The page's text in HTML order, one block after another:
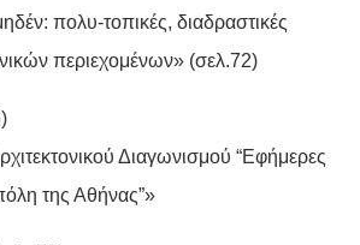
πολυ-τοπικές, διαδραστικές
περιεχομένων» (σελ.72)
Διαγωνισμού “Εφήμερες
της Αθήνας”»